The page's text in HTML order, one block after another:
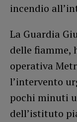
incendio
La Guardia
delle fiamme,
operativa
l’intervento
pochi minuti
dell’istituto